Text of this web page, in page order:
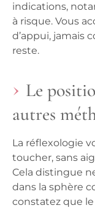
indications,
à risque. Vous
d’appui, jamais
reste.
Le
autres
La réflexologie
toucher, sans
Cela distingue
dans la sphère
constatez que